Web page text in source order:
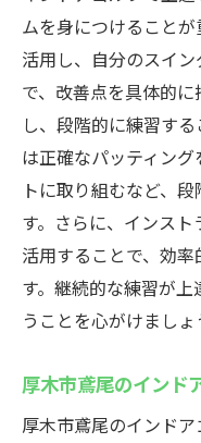
最新技術を
厚木市での
リアルな練
ー
厚木市鳶尾でイ
力
インドアゴ
厚木市鳶尾
インドアゴ
厚木市鳶尾
これから始
ムを身につけること
活用し、自分のスイ
で、改善点を具体的
し、段階的に練習す
は正確なパッティン
トに取り組むなど、
す。さらに、インス
活用することで、効
す。継続的な練習が
うことを心がけましょ
厚木市鳶尾のインド
厚木市鳶尾のインド